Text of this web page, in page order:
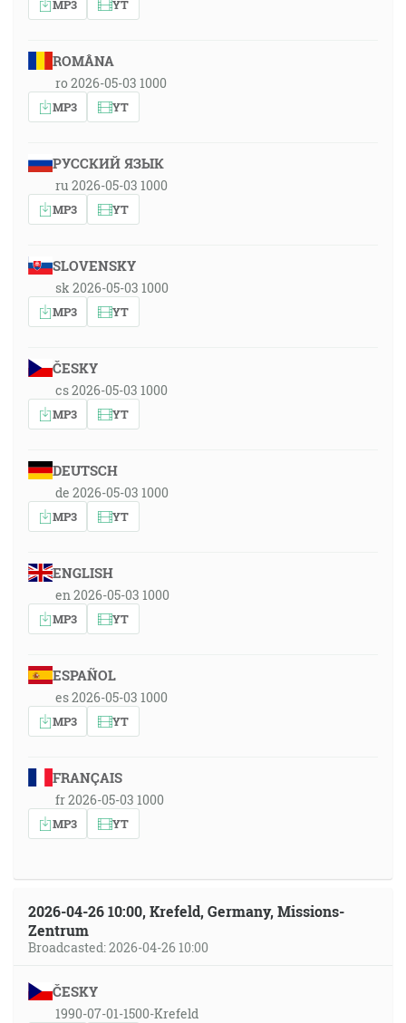
MP3 YT
ROMÂNA
ro 2026-05-03 1000
MP3 YT
РУССКИЙ ЯЗЫК
ru 2026-05-03 1000
MP3 YT
SLOVENSKY
sk 2026-05-03 1000
MP3 YT
ČESKY
cs 2026-05-03 1000
MP3 YT
DEUTSCH
de 2026-05-03 1000
MP3 YT
ENGLISH
en 2026-05-03 1000
MP3 YT
ESPAÑOL
es 2026-05-03 1000
MP3 YT
FRANÇAIS
fr 2026-05-03 1000
MP3 YT
2026-04-26 10:00, Krefeld, Germany, Missions-
Zentrum
Broadcasted: 2026-04-26 10:00
ČESKY
1990-07-01-1500-Krefeld